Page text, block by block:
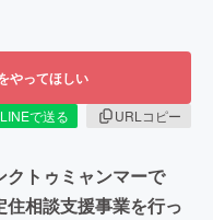
やってほしい
LINEで送る
URLコピー
トゥミャンマーで
相談支援事業を行っ